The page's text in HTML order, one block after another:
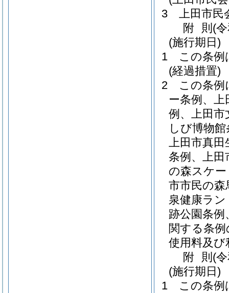
3
上田市民
附 則 (
(施行期日)
1
この条例
(経過措置)
2
この条
ー条例、
例、上田市
しび博物
上田市真田
条例、上田
の森スケ
市市民の森
泉健康ラ
跡公園条
関する条
使用料及
附 則 (
(施行期日)
1
この条例